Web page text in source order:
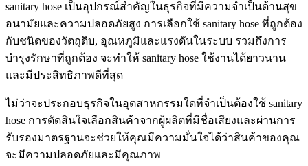
sanitary hose เป็นอุปกรณ์สำคัญในธุรกิจที่มีความจำเป็นด้านสุข
อนามัยและความปลอดภัยสูง การเลือกใช้ sanitary hose ที่ถูกต้อง
กับชนิดของวัตถุดิบ, อุณหภูมิและแรงดันในระบบ รวมถึงการ
บำรุงรักษาที่ถูกต้อง จะทำให้ sanitary hose ใช้งานได้ยาวนาน
และมีประสิทธิภาพดีที่สุด
ไม่ว่าจะประกอบธุรกิจในอุตสาหกรรมใดที่จำเป็นต้องใช้ sanitary
hose การตัดสินใจเลือกสินค้าจากผู้ผลิตที่มีชื่อเสียงและผ่านการ
รับรองมาตรฐานจะช่วยให้คุณมีความมั่นใจได้ว่าสินค้าของคุณ
จะมีความปลอดภัยและมีคุณภาพ